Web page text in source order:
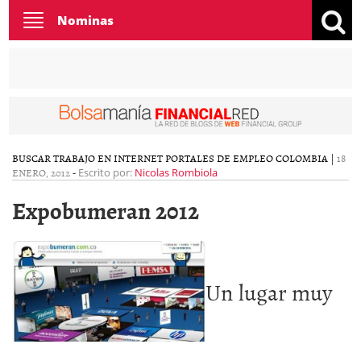
Toggle
navigation
Nominas
BUSCAR TRABAJO EN INTERNETPORTALES DE EMPLEO COLOMBIA | 18
ENERO, 2012- Escrito por: Nicolas Rombiola
Expobumeran 2012
Un lugar muy